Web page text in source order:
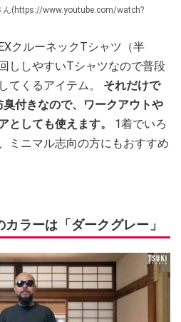
(https://www.youtube.com/watch?
クルーネックTシャツ（半
ししやすいTシャツなので普段
てくるアイテム。 それだけで
付きなので、ワークアウトや
としても使えます。
1着でいろ
ミニマル志向の方にもおすすめ
ラーは「ダークグレー」